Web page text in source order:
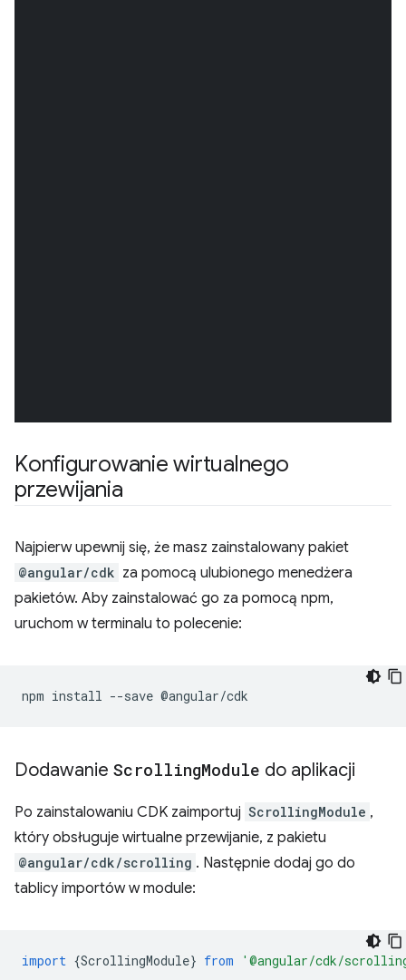
Konfigurowanie wirtualnego
przewijania
Najpierw upewnij się, że masz zainstalowany pakiet
@angular/cdk za pomocą ulubionego menedżera
pakietów. Aby zainstalować go za pomocą npm,
uruchom w terminalu to polecenie:
npm install --save
Dodawanie ScrollingModule do aplikacji
Po zainstalowaniu CDK zaimportuj ScrollingModule ,
który obsługuje wirtualne przewijanie, z pakietu
@angular/cdk/scrolling . Następnie dodaj go do
tablicy importów w module:
import {ScrollingModule} from '@angular/cdk/